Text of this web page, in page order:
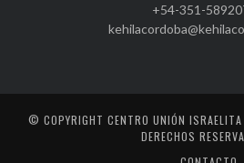
+54-351-
© COPYRIGHT CENTRO UNIÓN
DERECHOS